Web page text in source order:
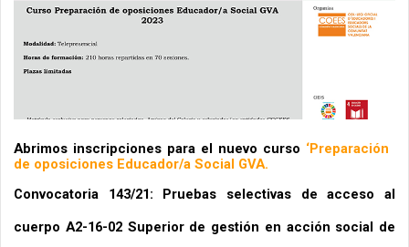
Abrimos inscripciones para el nuevo curso ‘Preparación
de oposiciones Educador/a Social GVA.
Convocatoria 143/21: Pruebas selectivas de acceso al
cuerpo A2-16-02 Superior de gestión en acción social de